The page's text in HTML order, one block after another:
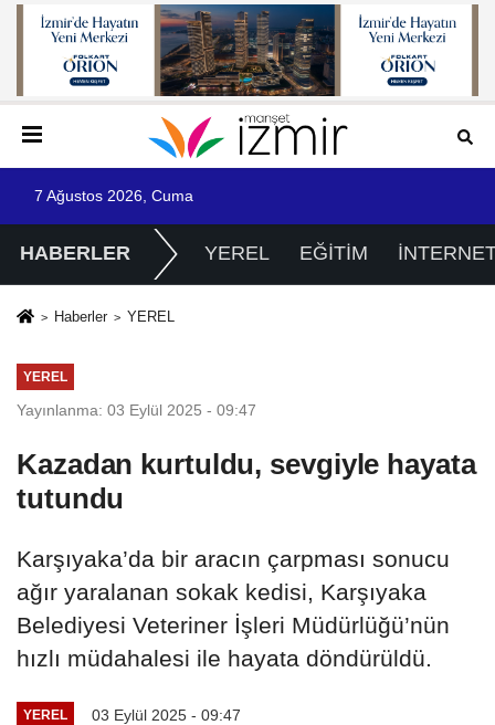
7 Ağustos 2026, Cuma
HABERLER YEREL EĞİTİM
Haberler YEREL
YEREL
Yayınlanma: 03 Eylül 2025 - 09:47
Kazadan kurtuldu, sevgiyle hayata
tutundu
Karşıyaka’da bir aracın çarpması sonucu
ağır yaralanan sokak kedisi, Karşıyaka
Belediyesi Veteriner İşleri Müdürlüğü’nün
hızlı müdahalesi ile hayata döndürüldü.
YEREL 03 Eylül 2025 - 09:47